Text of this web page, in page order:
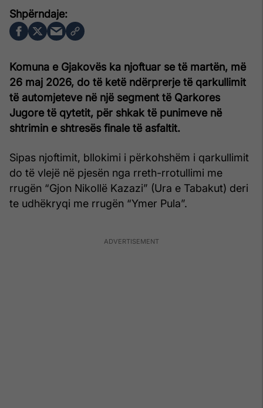
Komuna e Gjakovës ka njoftuar se të martën, më
26 maj 2026, do të ketë ndërprerje të qarkullimit
të automjeteve në një segment të Qarkores
Jugore të qytetit, për shkak të punimeve në
shtrimin e shtresës finale të asfaltit.
Sipas njoftimit, bllokimi i përkohshëm i qarkullimit
do të vlejë në pjesën nga rreth-rrotullimi me
rrugën “Gjon Nikollë Kazazi” (Ura e Tabakut) deri
te udhëkryqi me rrugën “Ymer Pula”.